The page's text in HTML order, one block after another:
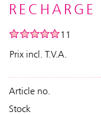
RECHARGE
11
Prix incl. T.V.A.
Article no.
Stock